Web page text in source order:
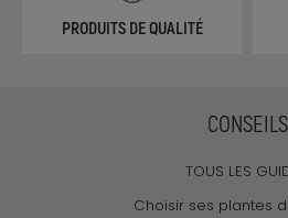
PRODUITS DE QUALITÉ
CONSEILS
TOUS LES
Choisir ses plantes